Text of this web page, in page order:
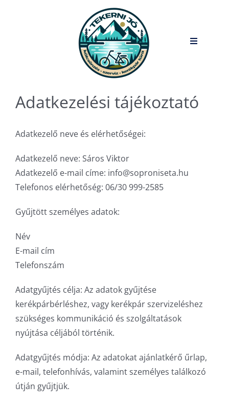
Toggle
.
Kerékpár vásárlás előtti konzultáció
Adatkezelési tájékoztató
Adatkezelő neve és elérhetőségei:
Adatkezelő neve: Sáros Viktor
Adatkezelő e-mail címe: info@soproniseta.hu
Telefonos elérhetőség: 06/30 999-2585
Gyűjtött személyes adatok:
Név
E-mail cím
Telefonszám
Adatgyűjtés célja: Az adatok gyűjtése
kerékpárbérléshez, vagy kerékpár szervizeléshez
szükséges kommunikáció és szolgáltatások
nyújtása céljából történik.
Adatgyűjtés módja: Az adatokat ajánlatkérő űrlap,
e-mail, telefonhívás, valamint személyes találkozó
útján gyűjtjük.